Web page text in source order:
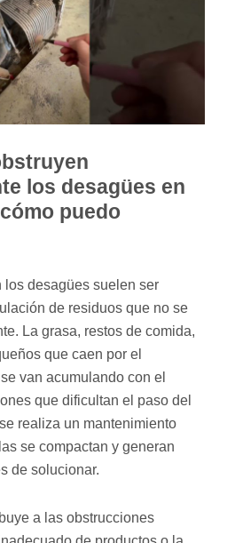
los desagües en
puedo
los desagües suelen ser
de residuos que no se
La grasa, restos de comida,
que caen por el
van acumulando con el
que dificultan el paso del
realiza un mantenimiento
se compactan y generan
de solucionar.
a las obstrucciones